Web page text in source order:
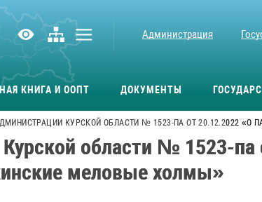
Администрация
КНИГА И ООПТ ДОКУМЕНТЫ
КУРСКОЙ ОБЛАСТИ № 1523-ПА ОТ 20.12.2022
области № 1523-
меловые холмы»